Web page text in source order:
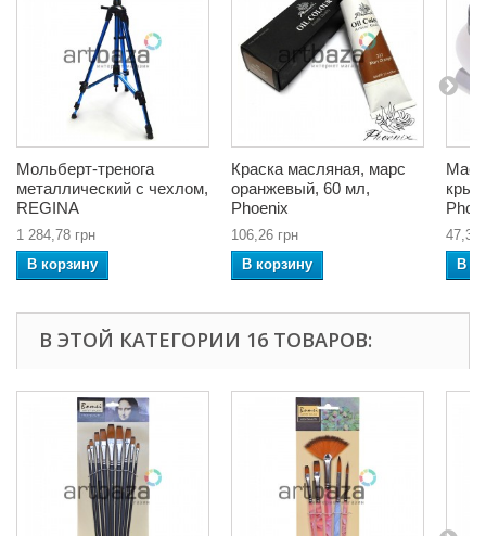
Мольберт-тренога
металлический с чехлом,
REGINA
1 284,78 грн
В корзину
Краска масляная, марс
оранжевый, 60 мл,
Phoenix
106,26 грн
В корзину
47,38
В
В ЭТОЙ КАТЕГОРИИ 16 ТОВАРОВ: